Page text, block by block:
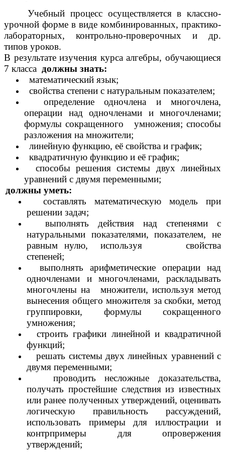
Учебный процесс осуществляется в классно-
урочной форме в виде комбинированных, практико-
лабораторных, контрольно-проверочных и др.
типов уроков.
В результате изучения курса алгебры, обучающиеся
7 класса должны знать:
математический язык;
свойства степени с натуральным показателем;
определение одночлена и многочлена,
операции над одночленами и многочленами;
формулы сокращенного умножения; способы
разложения на множители;
линейную функцию, её свойства и график;
квадратичную функцию и её график;
способы решения системы двух линейных
уравнений с двумя переменными;
должны уметь:
составлять математическую модель при
решении задач;
выполнять действия над степенями с
натуральными показателями, показателем, не
равным нулю, используя свойства
степеней;
выполнять арифметические операции над
одночленами и многочленами, раскладывать
многочлены на множители, используя метод
вынесения общего множителя за скобки, метод
группировки, формулы сокращенного
умножения;
строить графики линейной и квадратичной
функций;
решать системы двух линейных уравнений с
двумя переменными;
проводить несложные доказательства,
получать простейшие следствия из известных
или ранее полученных утверждений, оценивать
логическую правильность рассуждений,
использовать примеры для иллюстрации и
контрпримеры для опровержения
утверждений;